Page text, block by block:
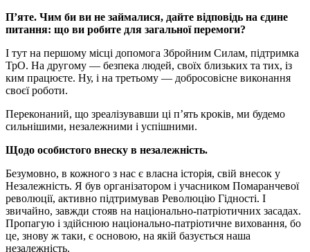
П’яте. Чим би ви не займалися, дайте відповідь на єдине
питання: що ви робите для загальної перемоги?
І тут на першому місці допомога Збройним Силам, підтримка
ТрО. На другому — безпека людей, своїх близьких та тих, із
ким працюєте. Ну, і на третьому — добросовісне виконання
своєї роботи.
Переконаний, що зреалізувавши ці п’ять кроків, ми будемо
сильнішими, незалежними і успішними.
Щодо особистого внеску в незалежність.
Безумовно, в кожного з нас є власна історія, свій внесок у
Незалежність. Я був організатором і учасником Помаранчевої
революції, активно підтримував Революцію Гідності. І
звичайно, завжди стояв на національно-патріотичних засадах.
Пропагую і здійснюю національно-патріотичне виховання, бо
це, знову ж таки, є основою, на якій базується наша
незалежність.